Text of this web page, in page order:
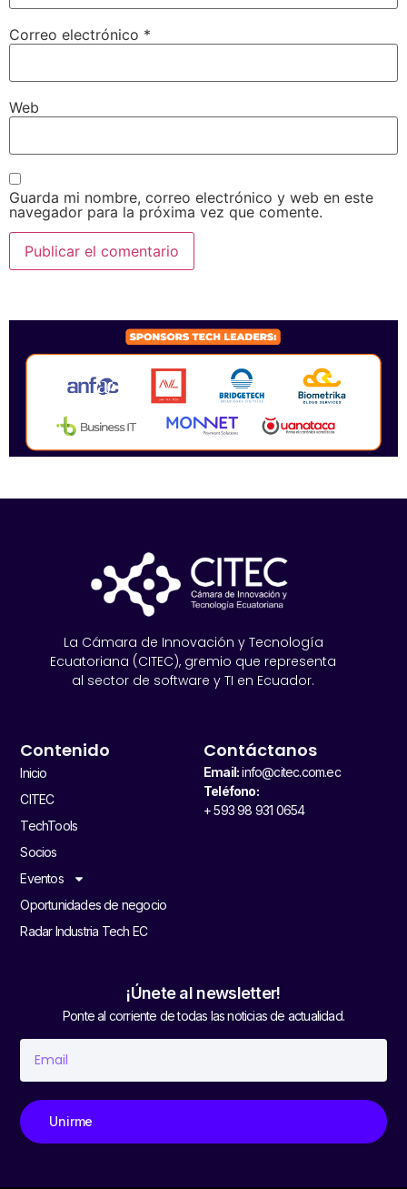
Correo electrónico *
Web
Guarda mi nombre, correo electrónico y web en este
navegador para la próxima vez que comente.
La Cámara de Innovación y Tecnología
Ecuatoriana (CITEC), gremio que representa
al sector de software y TI en Ecuador.
Contenido
Inicio
CITEC
TechTools
Socios
Eventos
Oportunidades de negocio
Radar Industria Tech EC
Contáctanos
Email:info@citec.com.ec
Teléfono:
+ 593 98 931 0654
¡Únete al newsletter!
Ponte al corriente de todas las noticias de actualidad.
Unirme